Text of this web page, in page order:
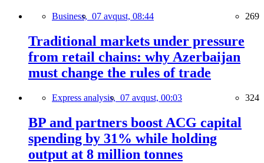
Business, 07 avqust, 08:44 269
Traditional markets under pressure
from retail chains: why Azerbaijan
must change the rules of trade
Express analysis, 07 avqust, 00:03 324
BP and partners boost ACG capital
spending by 31% while holding
output at 8 million tonnes